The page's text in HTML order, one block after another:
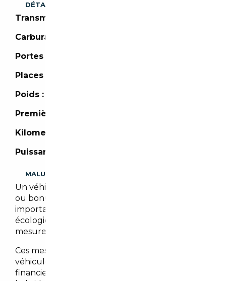
DÉTAILS DU VÉHICULE
Transmission :
Carburant :
Portes :
Places :
Poids :
Première mise en circulation :
Kilometrage :
Puissance :
MALUS
Un véhicule importé peut être assujetti à malus
ou bonus écologique. Il est cependant
important de noter que les malus et/ou bonus
écologiques peuvent évoluer en fonction des
mesures gouvernementales en vigueur.
Ces mesures visent à encourager l’achat de
véhicules moins polluants en offrant des bonus
financiers pour les véhicules électriques et